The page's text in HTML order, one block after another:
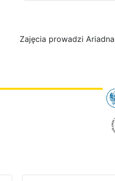
Zajęcia prowadzi